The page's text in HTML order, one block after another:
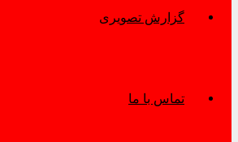
گزارش تصویری
تماس با ما